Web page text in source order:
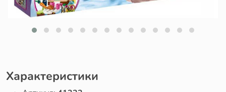
Характеристики